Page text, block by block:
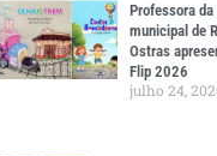
Professora da
municipal de
Ostras
Flip 2026
julho 24,